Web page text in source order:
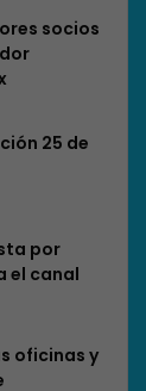
socios
25 de
por
el canal
oficinas y